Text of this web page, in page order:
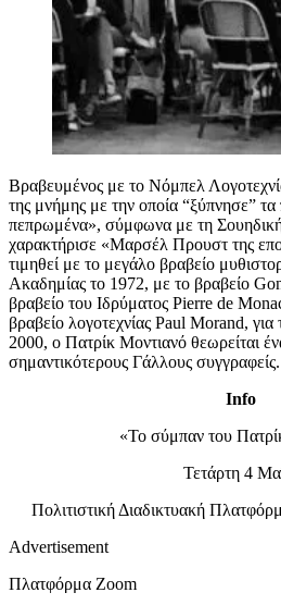
Βραβευμένος με το Νόμπελ
της μνήμης με την οποία “ξύπνησε”
πεπρωμένα», σύμφωνα με τη
χαρακτήρισε «Μαρσέλ Προυστ της
τιμηθεί με το μεγάλο βραβείο
Ακαδημίας το 1972, με το βραβείο
βραβείο του Ιδρύματος Pierre de
βραβείο λογοτεχνίας Paul Morand,
2000, ο Πατρίκ Μοντιανό θεωρείται
σημαντικότερους Γάλλους συγγραφείς.
Info
«Το σύμπαν του
Τετάρτη 4
Πολιτιστική Διαδικτυακή
Advertisement
Πλατφόρμα Zoom